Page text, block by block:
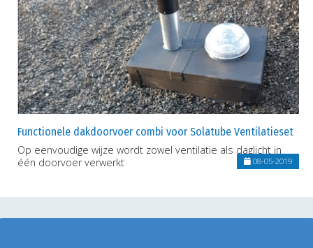
Functionele dakdoorvoer combi voor Solatube Ventilatieset
Op eenvoudige wijze wordt zowel ventilatie als daglicht in
één doorvoer verwerkt
08-05-2019